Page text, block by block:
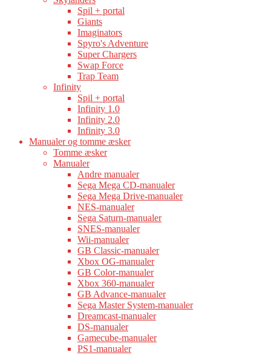
Spil + portal
Giants
Imaginators
Spyro's Adventure
Super Chargers
Swap Force
Trap Team
Infinity
Spil + portal
Infinity 1.0
Infinity 2.0
Infinity 3.0
Manualer og tomme æsker
Tomme æsker
Manualer
Andre manualer
Sega Mega CD-manualer
Sega Mega Drive-manualer
NES-manualer
Sega Saturn-manualer
SNES-manualer
Wii-manualer
GB Classic-manualer
Xbox OG-manualer
GB Color-manualer
Xbox 360-manualer
GB Advance-manualer
Sega Master System-manualer
Dreamcast-manualer
DS-manualer
Gamecube-manualer
PS1-manualer